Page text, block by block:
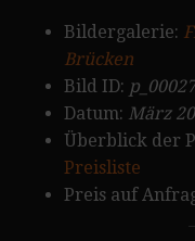
Bildergalerie:
Brücken
Bild ID: p_00027
Datum: März
Überblick der
Preisliste
Preis auf